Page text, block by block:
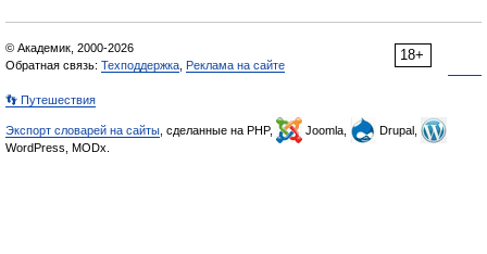
18+
© Академик, 2000-2026
Обратная связь: Техподдержка Реклама на сайте
👣 Путешествия
Экспорт словарей на сайты , сделанные на PHP, Joomla,
Drupal,
WordPress, MODx.